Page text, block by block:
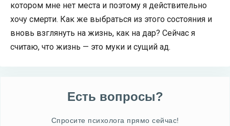
котором мне нет места и поэтому я действительно
хочу смерти. Как же выбраться из этого состояния и
вновь взглянуть на жизнь, как на дар? Сейчас я
считаю, что жизнь — это муки и сущий ад.
Есть вопросы?
Спросите психолога прямо сейчас!